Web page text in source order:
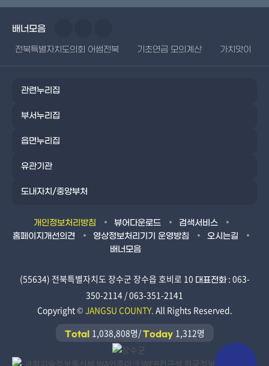
배너모음
전북특별자치도의회 어썸전북 기초연금 모의계산 가치앗이
관련누리집
부서누리집
읍면누리집
유관기관
도내자치/중앙부처
개인정보처리방침 뷰어다운로드
검색서비스
홈페이지개선의견
영상정보처리기기 운영방침
오시는길
배너모음
(55634) 전북특별자치도 장수군 장수읍 호비로 10 대표전화: 063-
350-2114 / 063-351-2141
Copyright © JANGSU COUNTY. All Rights Reserved.
Total 1,038,808명/Today 1,312명